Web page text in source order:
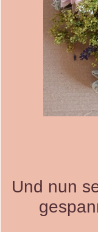
Und nun